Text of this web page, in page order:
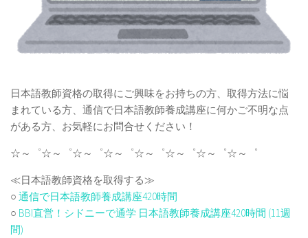
日本語教師資格の取得にご興味をお持ちの方、取得方法に悩
まれている方、通信で日本語教師養成講座に何かご不明な点
がある方、お気軽にお問合せください！
☆～゜☆～゜☆～゜☆～゜☆～゜☆～゜☆～゜☆～゜
≪日本語教師資格を取得する≫
○ 通信で日本語教師養成講座420時間
○ BBI直営！シドニーで通学 日本語教師養成講座420時間 (11週
間)